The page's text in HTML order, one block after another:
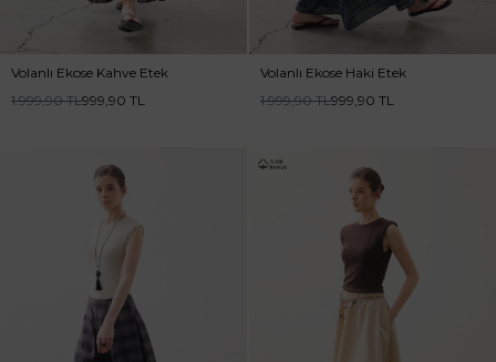
Volanlı Ekose Kahve Etek
1.999,90TL999,90 TL
Volanlı Ekose Haki Etek
1.999,90TL999,90 TL